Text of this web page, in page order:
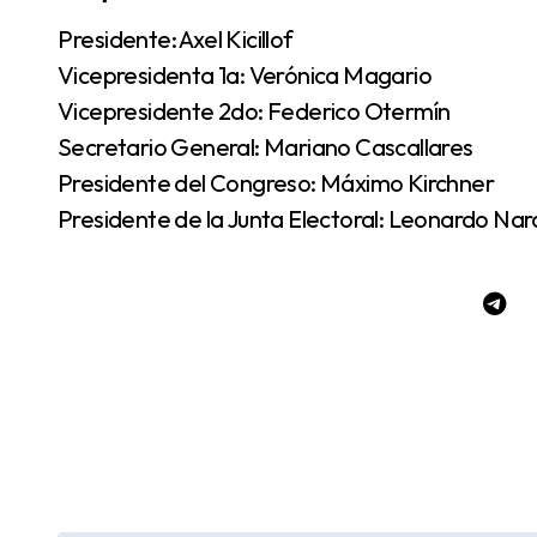
Presidente: Axel Kicillof
Vicepresidenta 1a: Verónica Magario
Vicepresidente 2do: Federico Otermín
Secretario General: Mariano Cascallares
Presidente del Congreso: Máximo Kirchner
Presidente de la Junta Electoral: Leonardo